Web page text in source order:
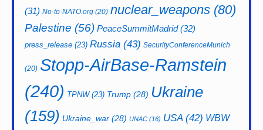
(31) No-to-NATO.org (20) nuclear_weapons (80)
Palestine (56) PeaceSummitMadrid(32)
press_release (23) Russia (43) SecurityConferenceMunich
(20) Stopp-AirBase-Ramstein
(240) TPNW(23) Trump (28) Ukraine
(159) Ukraine_war (28) UNAC (16) USA(42) WBW